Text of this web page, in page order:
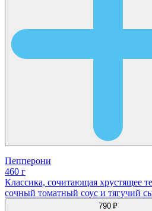
Пепперони
460 г
Классика, сочитающая хрустящее
сочный томатный соус и тягучий
790 ₽